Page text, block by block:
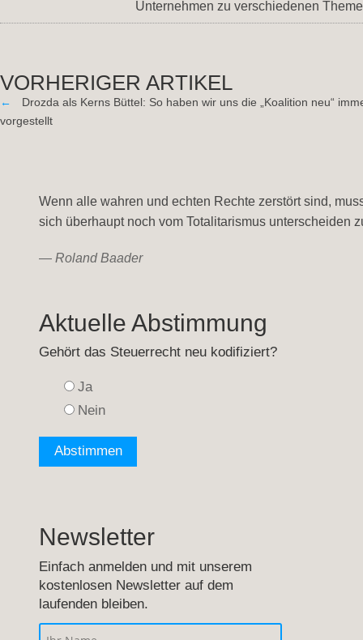
Unternehmen zu verschiedenen
VORHERIGER ARTIKEL
←
Drozda als Kerns Büttel: So haben wir uns die „Koalition neu“
vorgestellt
Wenn alle wahren und echten Rechte zerstört sind,
sich überhaupt noch vom Totalitarismus unterscheiden
— Roland Baader
Aktuelle Abstimmung
Gehört das Steuerrecht neu kodifiziert?
Ja
Nein
Newsletter
Einfach anmelden und mit unserem
kostenlosen Newsletter auf dem
laufenden bleiben.